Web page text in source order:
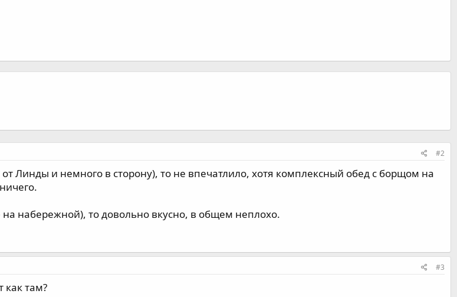
#2
Линды и немного в сторону), то не впечатлило, хотя комплексный обед с борщом на
набережной), то довольно вкусно, в общем неплохо.
#3
как там?